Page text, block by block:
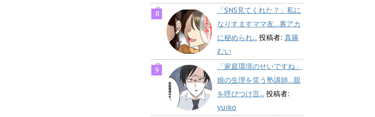
「SNS見てくれた？」私に
なりすますママ友…裏アカ
に秘められ... 投稿者: 真篠
むい
「家庭環境のせいですね」
娘の生理を笑う塾講師…親
を呼びつけ言... 投稿者:
yuiko